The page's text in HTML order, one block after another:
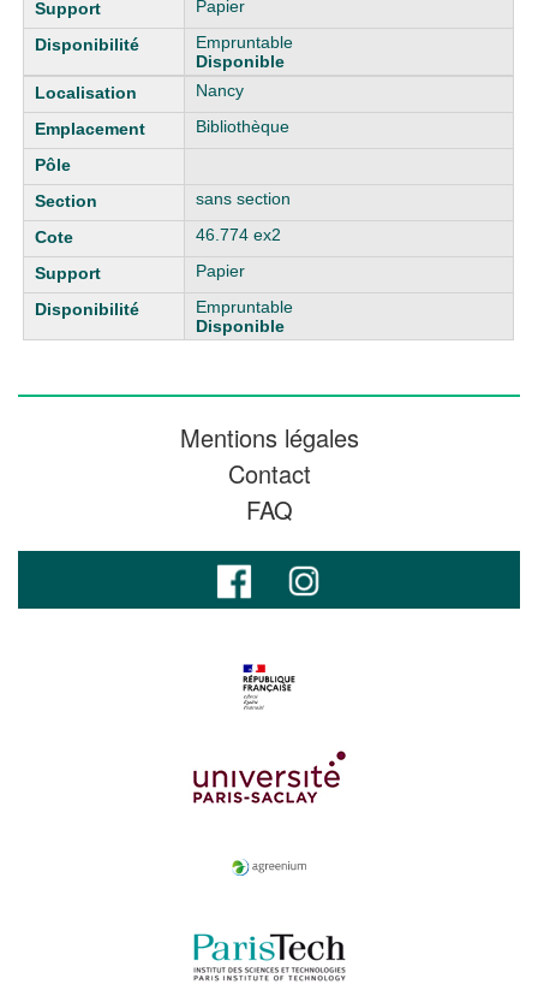
Papier
Empruntable
Disponible
Nancy
Bibliothèque
sans section
46.774 ex2
Papier
Empruntable
Disponible
Mentions légales
Contact
FAQ